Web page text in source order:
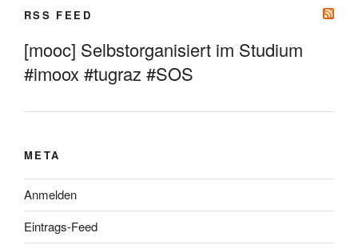
RSS FEED
[mooc] Selbstorganisiert im Studium
#imoox #tugraz #SOS
META
Anmelden
Eintrags-Feed